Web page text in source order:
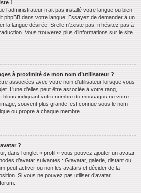
!
l’administrateur n’ait pas installé votre langue ou bien
phpBB dans votre langue. Essayez de demander à un
la langue désirée. Si elle n’existe pas, n’hésitez pas à
Vous trouverez plus d’informations sur le site
à proximité de mon nom d’utilisateur ?
associées avec votre nom d’utilisateur lorsque vous
L’une d’elles peut être associée à votre rang,
blocs indiquant votre nombre de messages ou votre
souvent plus grande, est connue sous le nom
ou propre à chaque membre.
?
dans l’onglet « profil » vous pouvez ajouter un avatar
d’avatar suivantes : Gravatar, galerie, distant ou
peut activer ou non les avatars et décider de la
Si vous ne pouvez pas utiliser d’avatar,